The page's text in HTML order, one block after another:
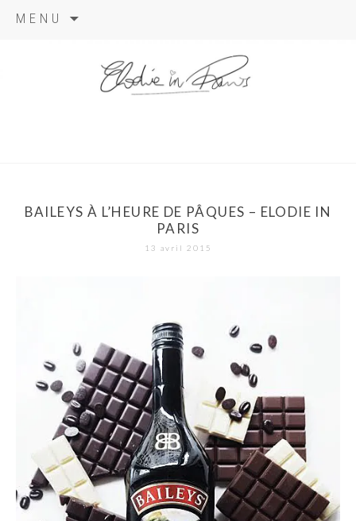
MENU
BAILEYS À L’HEURE DE PÂQUES – ELODIE IN
PARIS
13 avril 2015